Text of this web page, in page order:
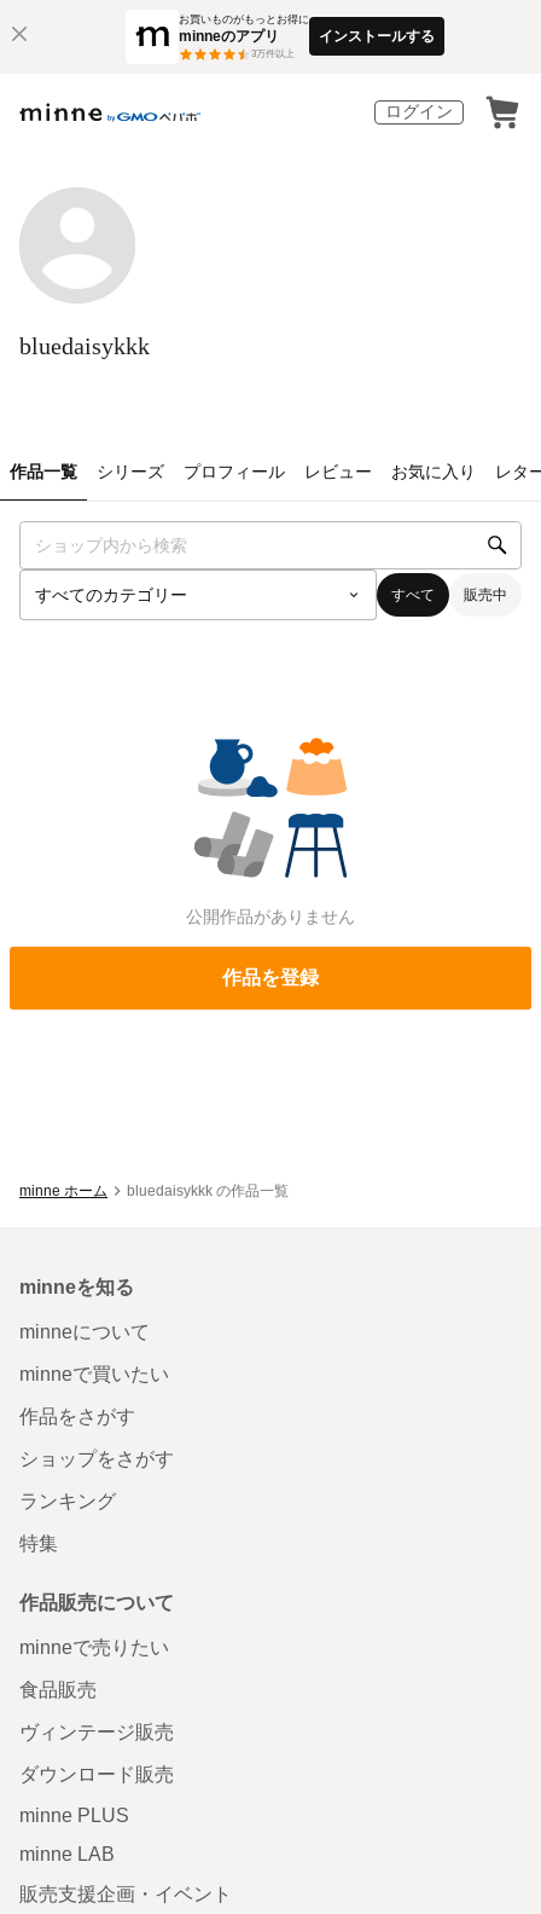
お買いものがもっとお得に
minneのアプリ
3万件以上
インストールする
ログイン
bluedaisykkk
作品一覧 シリーズ プロフィール レビュー お気に入り レタ
すべて 販売中
公開作品がありません
作品を登録
minne ホーム bluedaisykkk の作品一覧
minneを知る
minneについて
minneで買いたい
作品をさがす
ショップをさがす
ランキング
特集
作品販売について
minneで売りたい
食品販売
ヴィンテージ販売
ダウンロード販売
minne PLUS
minne LAB
販売支援企画・イベント